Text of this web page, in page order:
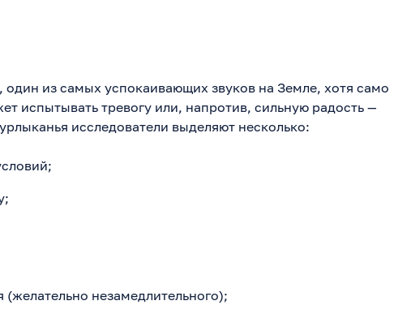
из самых успокаивающих звуков на Земле, хотя само
испытывать тревогу или, напротив, сильную радость —
исследователи выделяют несколько:
незамедлительного);